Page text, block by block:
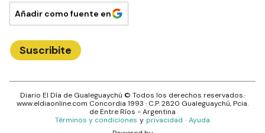
Añadir como fuente en
Suscribite
Diario El Día de Gualeguaychú © Todos los derechos reservados.·
www.eldiaonline.com Concordia 1993 · C.P.2820 Gualeguaychú, Pcia.
deEntre Ríos - Argentina
Términos y condiciones y privacidad · Ayuda